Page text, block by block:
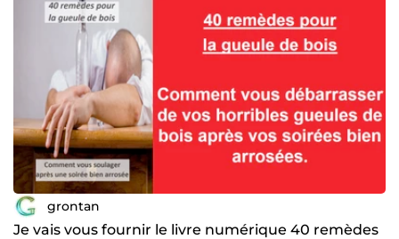
grontan
Je vais vous fournir le livre numérique 40 remèdes